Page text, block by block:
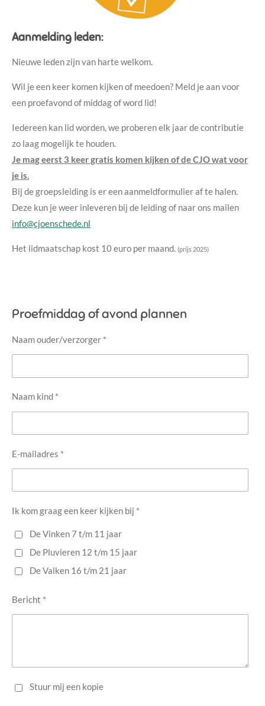
Aanmelding leden:
Nieuwe leden zijn van harte welkom.
Wil je een keer komen kijken of meedoen? Meld je aan voor
een proefavond of middag of word lid!
Iedereen kan lid worden, we proberen elk jaar de contributie
zo laag mogelijk te houden.
Je mag eerst 3 keer gratis komen kijken of de CJO wat voor
je is.
Bij de groepsleiding is er een aanmeldformulier af te halen.
Deze kun je weer inleveren bij de leiding of naar ons mailen
info@cjoenschede.nl
Het lidmaatschap kost 10 euro per maand. (prijs 2025)
Proefmiddag of avond plannen
Naam ouder/verzorger *
Naam kind *
E-mailadres *
Ik kom graag een keer kijken bij *
De Vinken 7 t/m 11 jaar
De Pluvieren 12 t/m 15 jaar
De Valken 16 t/m 21 jaar
Bericht *
Stuur mij een kopie